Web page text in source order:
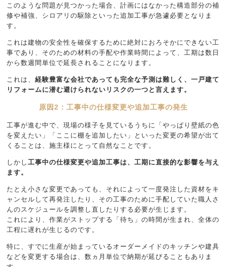
このような問題が見つかった場合、計画にはなかった構造部分の補
修や補強、シロアリの駆除といった追加工事が急遽必要となりま
す。
これは建物の安全性を確保するために絶対におろそかにできない工
事であり、そのための材料の手配や作業時間によって、工期は数日
から数週間単位で延長されることになります。
これは、 経験豊富な会社であっても完全な予測は難しく、一戸建て
リフォームに潜む避けられないリスクの一つと言えます。
原因2：工事中の仕様変更や追加工事の発生
工事が進む中で、現場の様子を見ているうちに「やっぱり壁紙の色
を変えたい」「ここに棚を追加したい」といった変更の希望が出て
くることは、施主様にとって自然なことです。
しかし 工事中の仕様変更や追加工事は、工期に直接的な影響を与え
ます。
たとえ小さな変更であっても、それによって一度発注した資材をキ
ャンセルして再発注したり、その工事のために手配していた職人さ
んのスケジュールを調整し直したりする必要が生じます。
これにより、作業がストップする「待ち」の時間が生まれ、全体の
工程に遅れが生じるのです。
特に、すでに生産が始まっているオーダーメイドのキッチンや建具
などを変更する場合は、数ヵ月単位で納期が延びることもありま